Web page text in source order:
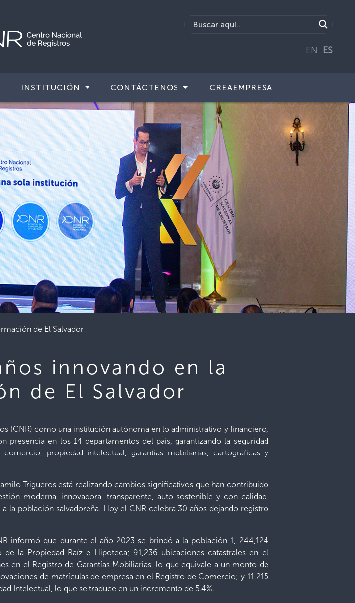
EN ES
INSTITUCIÓN CONTÁCTENOS CREAEMPRESA
de El Salvador
innovando en la
de El Salvador
(CNR) como una institución autónoma en lo administrativo y financiero,
en los 14 departamentos del país, garantizando la seguridad
propiedad intelectual, garantías mobiliarias, cartográficas y
Trigueros está realizando cambios significativos que han contribuido
moderna, innovadora, transparente, auto sostenible y con calidad,
la población salvadoreña. Hoy el CNR celebra 30 años dejando registro
informó que durante el año 2023 se brindó a la población 1, 244,124
la Propiedad Raíz e Hipoteca; 91,236 ubicaciones catastrales en el
en el Registro de Garantías Mobiliarias, lo que equivale a un monto de
de matrículas de empresa en el Registro de Comercio; y 11,215
Intelectual, lo que se traduce en un incremento de 5.4%.